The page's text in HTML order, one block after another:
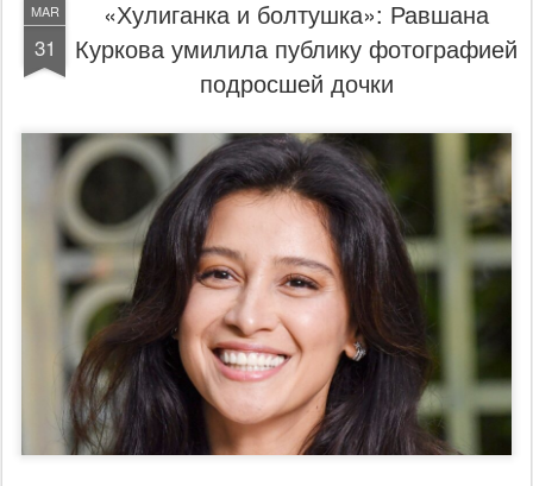
MAR
31
«Хулиганка и болтушка»: Равшана
Куркова умилила публику фотографией
подросшей дочки